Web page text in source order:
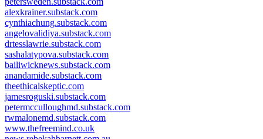
alexkrainer.substack.com
cynthiachung.substack.com
angelovalidiya.substack.com
drtesslawrie.substack.com
sashalatypova.substack.com
bailiwicknews.substack.com
anandamide.substack.com
theethicalskeptic.com
jamesroguski.substack.com
petermcculloughmd.substack.com
rwmalonemd.substack.com
www.thefreemind.co.uk